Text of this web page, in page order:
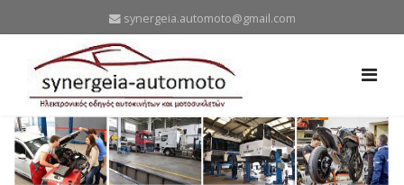
synergeia.automoto@gmail.com